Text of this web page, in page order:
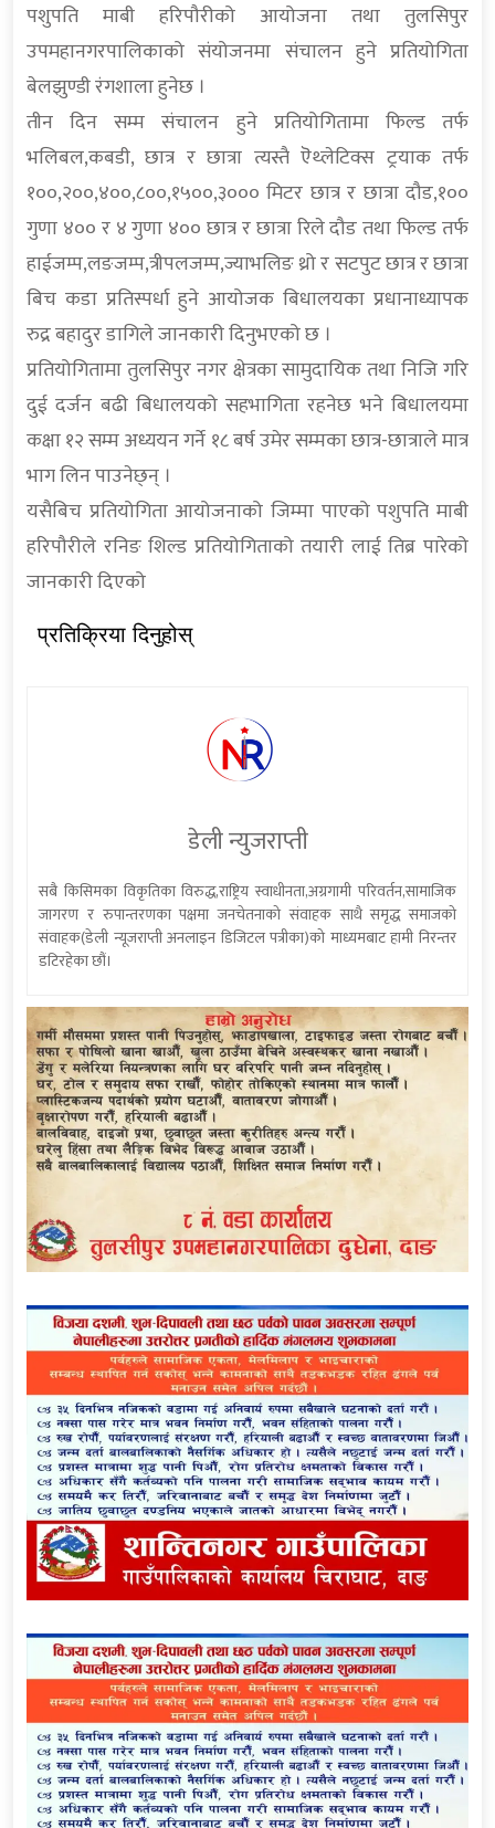
पशुपति माबी हरिपौरीको आयोजना तथा तुलसिपुर
उपमहानगरपालिकाको संयोजनमा संचालन हुने प्रतियोगिता
बेलझुण्डी रंगशाला हुनेछ ।
तीन दिन सम्म संचालन हुने प्रतियोगितामा फिल्ड तर्फ
भलिबल,कबडी, छात्र र छात्रा त्यस्तै ऎथ्लेटिक्स ट्रयाक तर्फ
१००,२००,४००,८००,१५००,३००० मिटर छात्र र छात्रा दौड,१००
गुणा ४०० र ४ गुणा ४०० छात्र र छात्रा रिले दौड तथा फिल्ड तर्फ
हाईजम्प,लङजम्प,त्रीपलजम्प,ज्याभलिङ थ्रो र सटपुट छात्र र छात्रा
बिच कडा प्रतिस्पर्धा हुने आयोजक बिधालयका प्रधानाध्यापक
रुद्र बहादुर डागिले जानकारी दिनुभएको छ ।
प्रतियोगितामा तुलसिपुर नगर क्षेत्रका सामुदायिक तथा निजि गरि
दुई दर्जन बढी बिधालयको सहभागिता रहनेछ भने बिधालयमा
कक्षा १२ सम्म अध्ययन गर्ने १८ बर्ष उमेर सम्मका छात्र-छात्राले मात्र
भाग लिन पाउनेछ्न् ।
यसैबिच प्रतियोगिता आयोजनाको जिम्मा पाएको पशुपति माबी
हरिपौरीले रनिङ शिल्ड प्रतियोगिताको तयारी लाई तिब्र पारेको
जानकारी दिएको
प्रतिक्रिया दिनुहोस्
डेली न्युजराप्ती
सबै किसिमका विकृतिका विरुद्ध,राष्ट्रिय स्वाधीनता,अग्रगामी परिवर्तन,सामाजिक
जागरण र रुपान्तरणका पक्षमा जनचेतनाको संवाहक साथै समृद्ध समाजको
संवाहक(डेली न्यूजराप्ती अनलाइन डिजिटल पत्रीका)को माध्यमबाट हामी निरन्तर
डटिरहेका छौं।